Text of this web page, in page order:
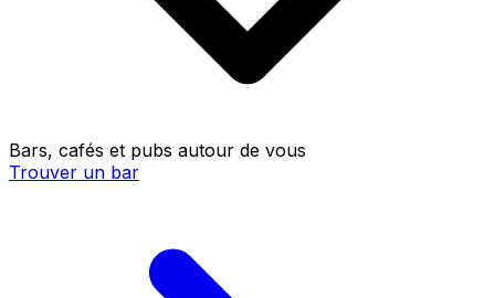
Bars, cafés et pubs autour de vous
Trouver un bar